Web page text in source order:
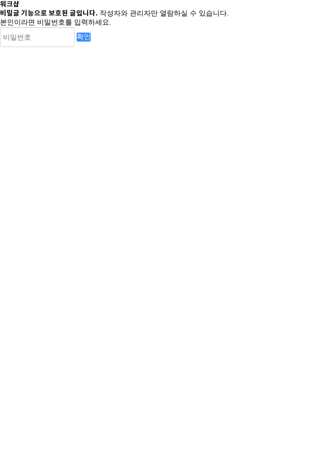
워크샵
비밀글 기능으로 보호된 글입니다. 작성자와 관리자만 열람하실 수 있습니다.
본인이라면 비밀번호를 입력하세요.